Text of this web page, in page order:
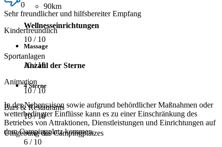
90km
Wellnesseinrichtungen
Massage
Anzahl der Sterne
4 Sterne
In der Nebensaison sowie aufgrund behördlicher Maßnahmen oder
wetterbedingter Einflüsse kann es zu einer Einschränkung des
Betriebes von Attraktionen, Dienstleistungen und Einrichtungen auf
dem Campingplatz kommen.
0
Sehr freundlicher und hilfsbereiter Empfang
Kinderfreundlich
10 / 10
Sportanlagen
10/ 10
Animation
10/ 10
Bars & Restaurants
10/ 10
Umgebung des Campingplatzes
6 / 10